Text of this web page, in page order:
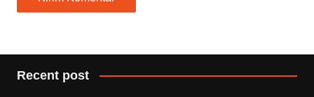
Recent post